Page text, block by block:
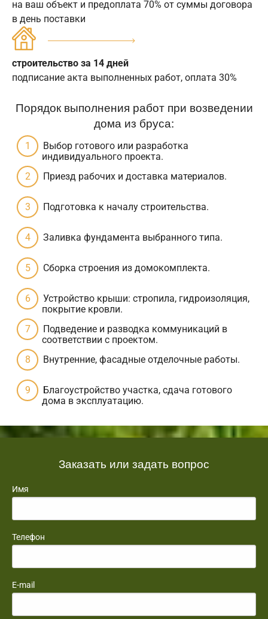
на ваш объект и предоплата 70% от суммы договора
в день поставки
строительство за 14 дней
подписание акта выполненных работ, оплата 30%
Порядок выполнения работ при возведении
дома из бруса:
Выбор готового или разработка
индивидуального проекта.
Приезд рабочих и доставка материалов.
Подготовка к началу строительства.
Заливка фундамента выбранного типа.
Сборка строения из домокомплекта.
Устройство крыши: стропила, гидроизоляция,
покрытие кровли.
Подведение и разводка коммуникаций в
соответствии с проектом.
Внутренние, фасадные отделочные работы.
Благоустройство участка, сдача готового
дома в эксплуатацию.
Заказать или задать вопрос
Имя
Телефон
E-mail